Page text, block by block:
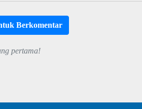
Berkomentar
pertama!